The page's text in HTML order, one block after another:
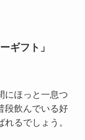
ギフト」
にほっと一息つ
段飲んでいる好
るでしょう。